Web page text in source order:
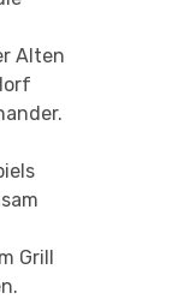
Alten
Grill